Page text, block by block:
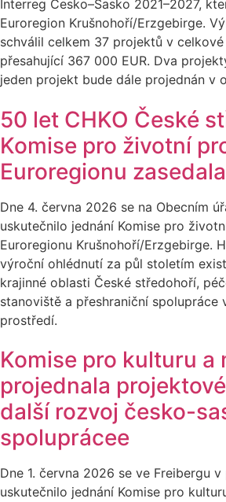
Interreg Česko–Sasko 2021–2027,
Euroregion Krušnohoří/Erzgebirge.
schválil celkem 37 projektů v
přesahující 367 000 EUR. Dva
jeden projekt bude dále projednán v
50 let CHKO České
Komise pro životní
Euroregionu
Dne 4. června 2026 se na Obecním
uskutečnilo jednání Komise pro
Euroregionu Krušnohoří/Erzgebirge.
výroční ohlédnutí za půl stoletím
krajinné oblasti České středohoří,
stanoviště a přeshraniční spolupráce
prostředí.
Komise pro kulturu a
projednala
další rozvoj česko-
spoluprácee
Dne 1. června 2026 se ve Freibergu
uskutečnilo jednání Komise pro